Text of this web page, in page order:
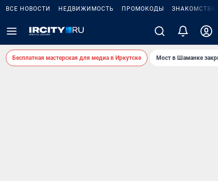
ВСЕ НОВОСТИ НЕДВИЖИМОСТЬ ПРОМОКОДЫ ЗНАКОМСТВА
Бесплатная мастерская для медиа в Иркутске Мост в Шаманке